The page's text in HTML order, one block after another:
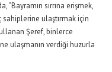
“Bayramın sırrına erişmek,
sahiplerine ulaştırmak için
Şeref, binlerce
ulaşmanın verdiği huzurla